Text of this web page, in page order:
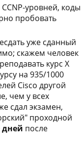
уровней, коды
пробовать
уже сданный
скажем человек
курс X
на 935/1000
Cisco другой
чем у всех
сдал экзамен,
проходной
дней после